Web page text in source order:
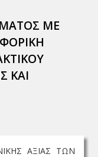
ΜΕ
ΚΑΙ
ΑΞΙΑΣ ΤΩΝ